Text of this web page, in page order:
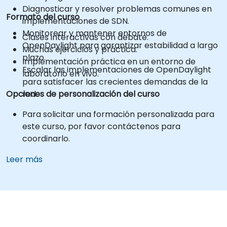
Diagnosticar y resolver problemas comunes en
implementaciones de SDN.
Monitorear y mantener entornos de
OpenDaylight para garantizar estabilidad a largo
plazo.
Escalar las implementaciones de OpenDaylight
para satisfacer las crecientes demandas de la
red.
Formato del curso
Clases interactivas con debate.
Muchas ejercicios y práctica.
Implementación práctica en un entorno de
laboratorio en vivo.
Opciones de personalización del curso
Para solicitar una formación personalizada para
este curso, por favor contáctenos para
coordinarlo.
Leer más